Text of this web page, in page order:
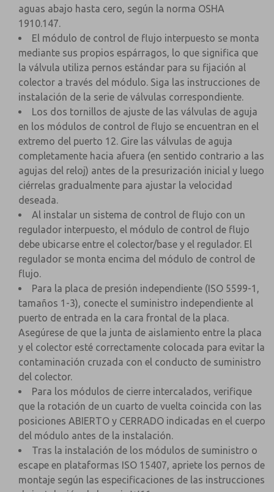
aguas abajo hasta cero, según la norma OSHA
1910.147.
El módulo de control de flujo interpuesto se monta
mediante sus propios espárragos, lo que significa que
la válvula utiliza pernos estándar para su fijación al
colector a través del módulo. Siga las instrucciones de
instalación de la serie de válvulas correspondiente.
Los dos tornillos de ajuste de las válvulas de aguja
en los módulos de control de flujo se encuentran en el
extremo del puerto 12. Gire las válvulas de aguja
completamente hacia afuera (en sentido contrario a las
agujas del reloj) antes de la presurización inicial y luego
ciérrelas gradualmente para ajustar la velocidad
deseada.
Al instalar un sistema de control de flujo con un
regulador interpuesto, el módulo de control de flujo
debe ubicarse entre el colector/base y el regulador. El
regulador se monta encima del módulo de control de
flujo.
Para la placa de presión independiente (ISO 5599-1,
tamaños 1-3), conecte el suministro independiente al
puerto de entrada en la cara frontal de la placa.
Asegúrese de que la junta de aislamiento entre la placa
y el colector esté correctamente colocada para evitar la
contaminación cruzada con el conducto de suministro
del colector.
Para los módulos de cierre intercalados, verifique
que la rotación de un cuarto de vuelta coincida con las
posiciones ABIERTO y CERRADO indicadas en el cuerpo
del módulo antes de la instalación.
Tras la instalación de los módulos de suministro o
escape en plataformas ISO 15407, apriete los pernos de
montaje según las especificaciones de las instrucciones